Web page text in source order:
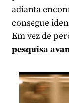
adianta
consegue
Em vez de
pesquisa